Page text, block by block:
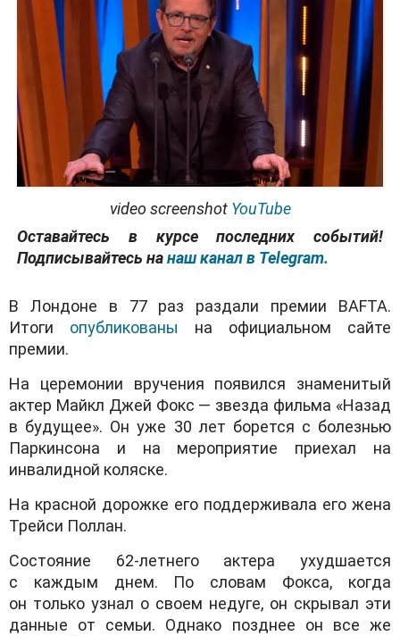
video screenshot YouTube
Оставайтесь в курсе последних событий!
Подписывайтесь нанаш канал в Telegram.
В Лондоне в 77 раз раздали премии BAFTA.
Итоги опубликованы на официальном сайте
премии.
На церемонии вручения появился знаменитый
актер Майкл Джей Фокс — звезда фильма «Назад
в будущее». Он уже 30 лет борется с болезнью
Паркинсона и на мероприятие приехал на
инвалидной коляске.
На красной дорожке его поддерживала его жена
Трейси Поллан.
Состояние 62-летнего актера ухудшается
с каждым днем. По словам Фокса, когда
он только узнал о своем недуге, он скрывал эти
данные от семьи. Однако позднее он все же